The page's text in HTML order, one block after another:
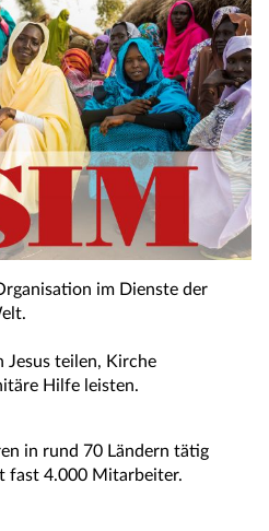
im Dienste der
Jesus teilen, Kirche
Hilfe leisten.
in rund 70 Ländern tätig
fast 4.000 Mitarbeiter.